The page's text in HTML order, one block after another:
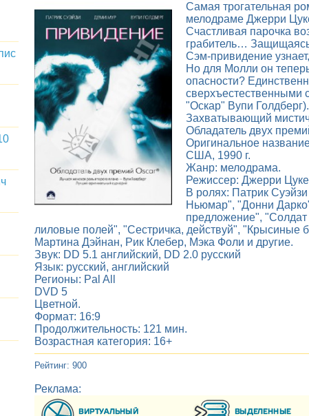
Самая трогательная
мелодраме Джерри
Счастливая парочка
грабитель…
Сэм-привидение
Но для Молли он
опасности?
"Оскар" Вупи
Захватывающий
Обладатель двух
Оригинальное
США, 1990 г.
Жанр: мелодрама.
Режиссер: Джерри
В ролях: Патрик
Ньюмар", "Донни
предложение",
лиловые полей", "Сестричка, действуй", "Крысиные
Мартина Дэйнан, Рик Клебер, Мэка Фоли и другие.
Звук: DD 5.1 английский, DD 2.0 русский
Язык: русский, английский
Регионы: Pal All
DVD 5
Цветной.
Формат: 16:9
Продолжительность: 121 мин.
Возрастная категория: 16+
Рейтинг: 900
Реклама: